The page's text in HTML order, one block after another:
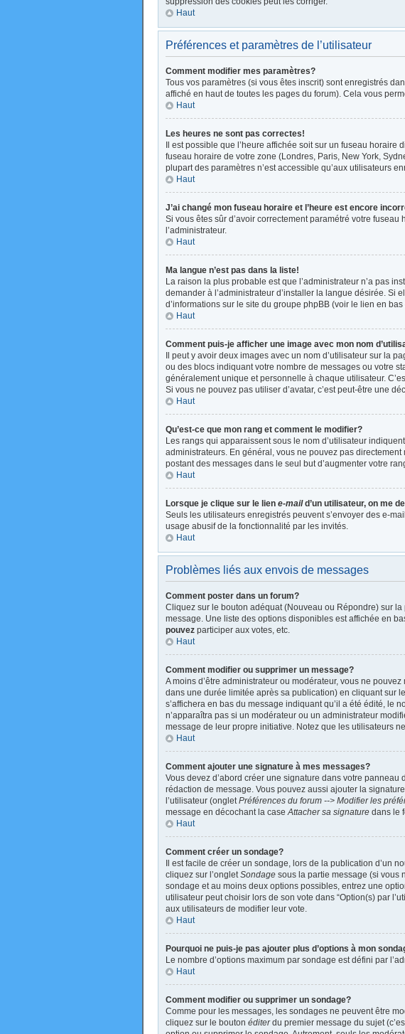
Haut
Préférences et paramètres de l’utilisateur
Comment modifier mes paramètres?
Tous vos paramètres (si vous êtes inscrit) sont enregistrés
affiché en haut de toutes les pages du forum). Cela vous
Haut
Les heures ne sont pas correctes!
Il est possible que l’heure affichée soit sur un fuseau
fuseau horaire de votre zone (Londres, Paris, New York,
plupart des paramètres n’est accessible qu’aux utilisateurs
Haut
J’ai changé mon fuseau horaire et l’heure est encore
Si vous êtes sûr d’avoir correctement paramétré votre
l’administrateur.
Haut
Ma langue n’est pas dans la liste!
La raison la plus probable est que l’administrateur n’a pas
demander à l’administrateur d’installer la langue désirée. Si
d’informations sur le site du groupe phpBB (voir le lien en
Haut
Comment puis-je afficher une image avec mon nom
Il peut y avoir deux images avec un nom d’utilisateur sur la
ou des blocs indiquant votre nombre de messages ou votre
généralement unique et personnelle à chaque utilisateur.
Si vous ne pouvez pas utiliser d’avatar, c’est peut-être une
Haut
Qu’est-ce que mon rang et comment le modifier?
Les rangs qui apparaissent sous le nom d’utilisateur
administrateurs. En général, vous ne pouvez pas directement
postant des messages dans le seul but d’augmenter votre
Haut
Lorsque je clique sur le lien e-maild’un utilisateur, on me
Seuls les utilisateurs enregistrés peuvent s’envoyer des e-
usage abusif de la fonctionnalité par les invités.
Haut
Problèmes liés aux envois de messages
Comment poster dans un forum?
Cliquez sur le bouton adéquat (Nouveau ou Répondre) sur
message. Une liste des options disponibles est affichée en
pouvez participer aux votes, etc.
Haut
Comment modifier ou supprimer un message?
A moins d’être administrateur ou modérateur, vous ne
dans une durée limitée après sa publication) en cliquant sur
s’affichera en bas du message indiquant qu’il a été édité, le
n’apparaîtra pas si un modérateur ou un administrateur
message de leur propre initiative. Notez que les utilisateurs
Haut
Comment ajouter une signature à mes messages?
Vous devez d’abord créer une signature dans votre
rédaction de message. Vous pouvez aussi ajouter la
l’utilisateur (ongletPréférences du forum --> Modifier les
message en décochant la caseAttacher sa signature dans le
Haut
Comment créer un sondage?
Il est facile de créer un sondage, lors de la publication d’un
cliquez sur l’ongletSondage sous la partie message (si vous
sondage et au moins deux options possibles, entrez une
utilisateur peut choisir lors de son vote dans “Option(s) par
aux utilisateurs de modifier leur vote.
Haut
Pourquoi ne puis-je pas ajouter plus d’options à mon
Le nombre d’options maximum par sondage est défini par
Haut
Comment modifier ou supprimer un sondage?
Comme pour les messages, les sondages ne peuvent être
cliquez sur le bouton éditerdu premier message du sujet